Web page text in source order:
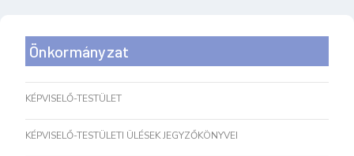
Önkormányzat
KÉPVISELŐ-TESTÜLET
KÉPVISELŐ-TESTÜLETI ÜLÉSEK JEGYZŐKÖNYVEI